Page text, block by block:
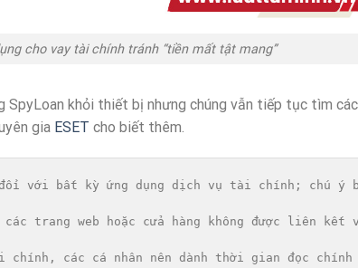
cho vay tài chính tránh “tiền mất tật mang”
SpyLoan khỏi thiết bị nhưng chúng vẫn tiếp tục tìm
gia ESET cho biết thêm.
với bất kỳ ứng dụng dịch vụ tài chính; chú ý
các trang web hoặc cửa hàng không được liên
các cá nhân nên dành thời gian đọc chính